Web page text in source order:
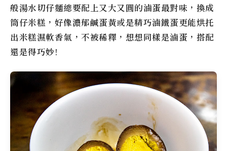
般湯水切仔麵總要配上又大又圓的滷蛋最對味，換成
筒仔米糕，好像濃郁鹹蛋黃或是精巧滷鐵蛋更能烘托
出米糕濕軟香氣，不被稀釋，想想同樣是滷蛋，搭配
還是得巧妙!